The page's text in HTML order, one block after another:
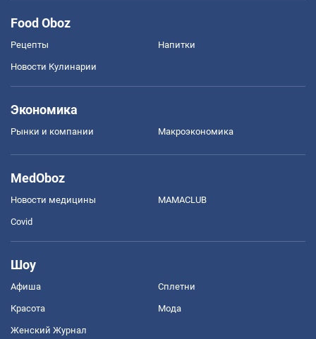
Food Oboz
Рецепты Напитки
Новости Кулинарии
Экономика
Рынки и компании Mакроэкономика
MedOboz
Новости медицины MAMACLUB
Covid
Шоу
Афиша Сплетни
Красота Мода
Женский Журнал